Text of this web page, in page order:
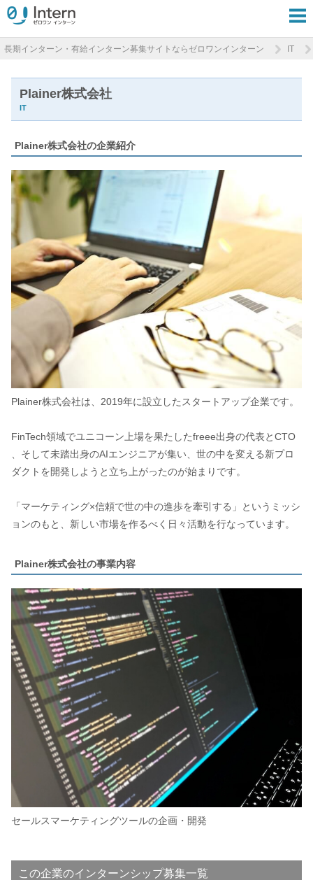
長期インターン・有給インターン募集サイトならゼロワンインターン IT
Plainer株式会社
IT
Plainer株式会社の企業紹介
Plainer株式会社は、2019年に設立したスタートアップ企業です。
FinTech領域でユニコーン上場を果たしたfreee出身の代表とCTO
、そして未踏出身のAIエンジニアが集い、世の中を変える新プロ
ダクトを開発しようと立ち上がったのが始まりです。
「マーケティング×信頼で世の中の進歩を牽引する」というミッシ
ョンのもと、新しい市場を作るべく日々活動を行なっています。
Plainer株式会社の事業内容
セールスマーケティングツールの企画・開発
この企業のインターンシップ募集一覧